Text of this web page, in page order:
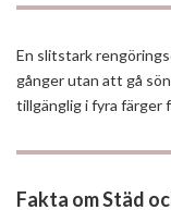
En slitstark
gånger utan att gå
tillgänglig i fyra färger
Fakta om Städ